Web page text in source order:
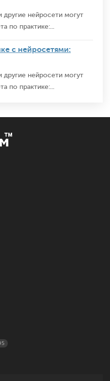
другие нейросети могут
по практике:...
с нейросетями:
другие нейросети могут
по практике:...